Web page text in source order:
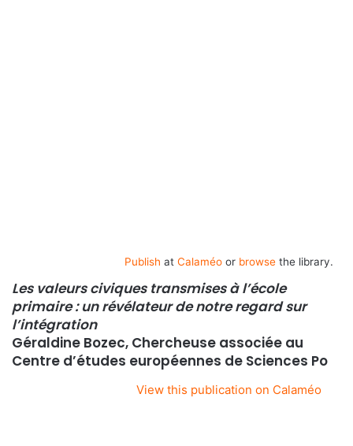
Publish at Calaméoor browsethe library.
Les valeurs civiques transmises à l’école
primaire : un révélateur de notre regard sur
l’intégration
Géraldine Bozec, Chercheuse associée au
Centre d’études européennes de Sciences Po
View this publication on Calaméo